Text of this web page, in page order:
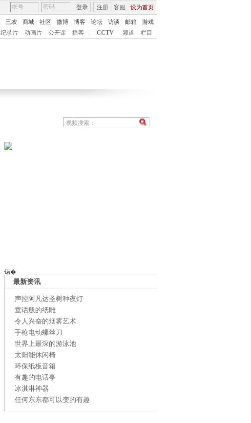
客服 设为首页
登录 注册
三农 商城 社区 微博 博客 论坛 访谈 邮箱
游戏
纪录片 动画片 公开课 播客 CCTV 频道 栏目
锘�
最新资讯
声控阿凡达圣树种夜灯
童话般的纸雕
令人兴奋的烟雾艺术
手枪电动螺丝刀
世界上最深的游泳池
太阳能休闲椅
环保纸板音箱
有趣的电话亭
冰淇淋神器
任何东东都可以变的有趣